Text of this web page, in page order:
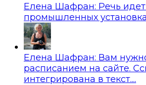
Елена Шафран: Речь
промышленных
Елена Шафран: Вам
расписанием на сайте.
интегрирована в текст....